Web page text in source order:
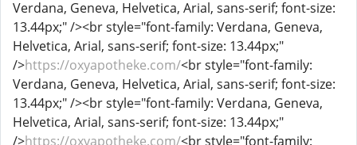
Verdana, Geneva, Helvetica, Arial, sans-serif; font-size:
13.44px;" /><br style="font-family: Verdana, Geneva,
Helvetica, Arial, sans-serif; font-size: 13.44px;"
/>https://oxyapotheke.com/<br style="font-family:
Verdana, Geneva, Helvetica, Arial, sans-serif; font-size:
13.44px;" /><br style="font-family: Verdana, Geneva,
Helvetica, Arial, sans-serif; font-size: 13.44px;"
/>https://oxyapotheke.com/<br style="font-family: